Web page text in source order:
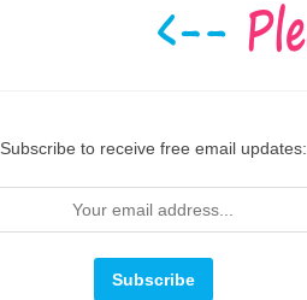
Subscribe to receive free email updates: